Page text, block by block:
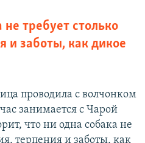
требует столько
и заботы, как дикое
проводила с волчонком
занимается с Чарой
что ни одна собака не
терпения и заботы, как